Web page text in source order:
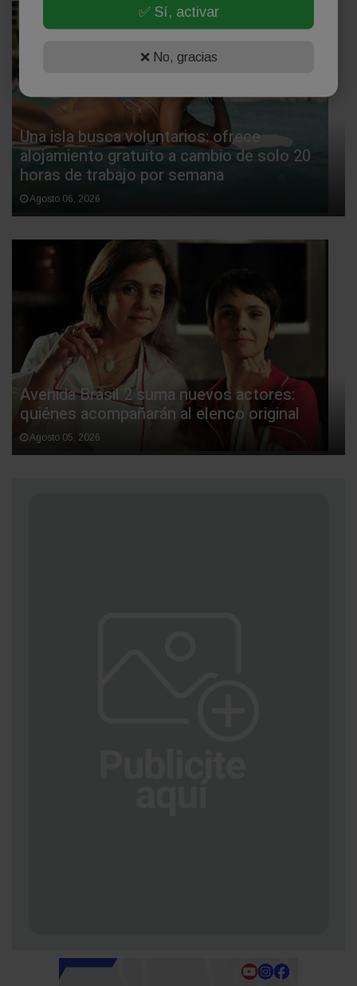
Una isla busca voluntarios: ofrece
alojamiento gratuito a cambio de solo 20
horas de trabajo por semana
Agosto 06, 2026
Avenida Brasil 2 suma nuevos actores:
quiénes acompañarán al elenco original
Agosto 05, 2026
✅ Sí, activar
❌ No, gracias